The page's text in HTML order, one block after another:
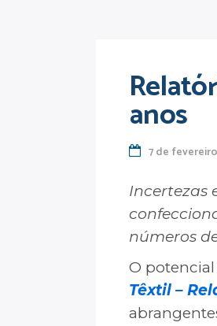
anos
7 de
Incertezas
números
O
Têxtil –